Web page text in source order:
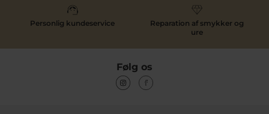
Personlig kundeservice
Reparation af smykker og
ure
Følg os